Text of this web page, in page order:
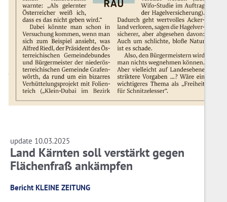
update 10.03.2025
Land Kärnten soll verstärkt gegen
Flächenfraß ankämpfen
Bericht KLEINE ZEITUNG